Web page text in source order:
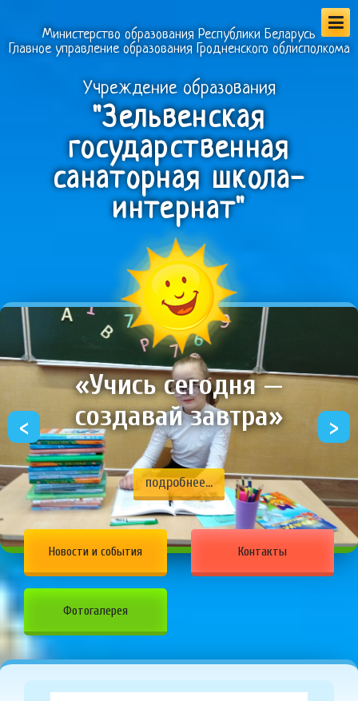
Министерство образования Республики Беларусь
Главное управление образования Гродненского облисполкома
Учреждение образования
"Зельвенская
государственная
санаторная школа-
интернат"
«Учись сегодня —
создавай завтра»
подробнее...
< >
Новости и события Контакты
Фотогалерея